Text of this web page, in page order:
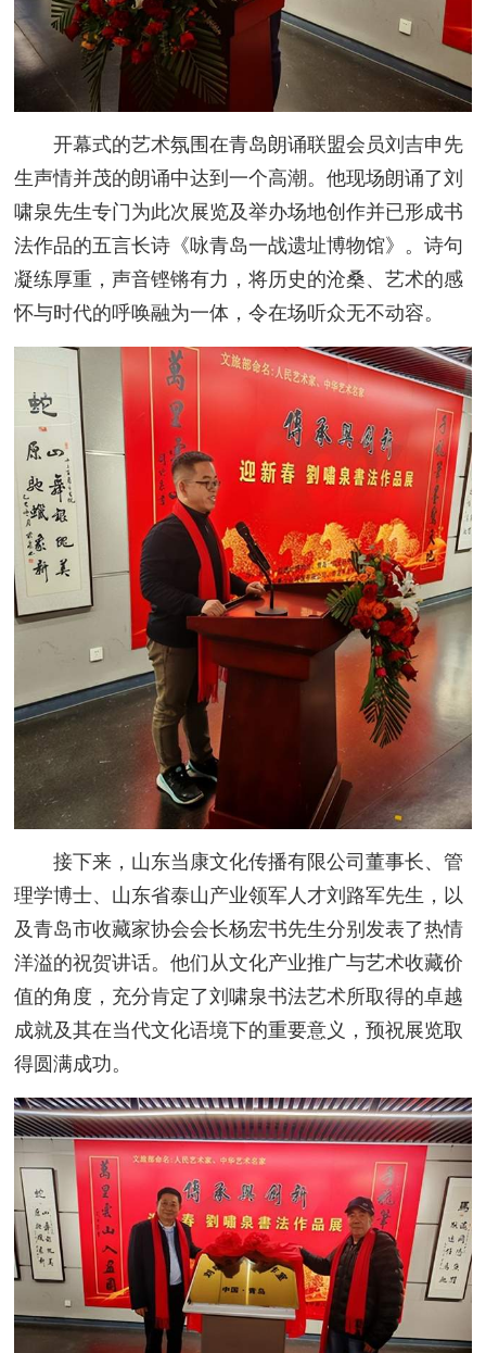
开幕式的艺术氛围在青岛朗诵联盟会员刘吉申先
生声情并茂的朗诵中达到一个高潮。他现场朗诵了刘
啸泉先生专门为此次展览及举办场地创作并已形成书
法作品的五言长诗《咏青岛一战遗址博物馆》。诗句
凝练厚重，声音铿锵有力，将历史的沧桑、艺术的感
怀与时代的呼唤融为一体，令在场听众无不动容。
接下来，山东当康文化传播有限公司董事长、管
理学博士、山东省泰山产业领军人才刘路军先生，以
及青岛市收藏家协会会长杨宏书先生分别发表了热情
洋溢的祝贺讲话。他们从文化产业推广与艺术收藏价
值的角度，充分肯定了刘啸泉书法艺术所取得的卓越
成就及其在当代文化语境下的重要意义，预祝展览取
得圆满成功。